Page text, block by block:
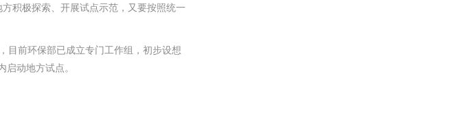
积极探索、开展试点示范，又要按照统一
前环保部已成立专门工作组，初步设想
动地方试点。